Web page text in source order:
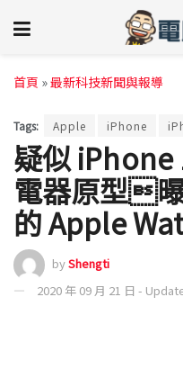
首頁 »最新科技新聞與報導
Tags: Apple iPhone
疑似 iPhone
電器原型
的 Apple
byShengti
2020 年 09 月 21 日 -